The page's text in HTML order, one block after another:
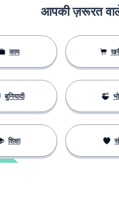
आपकी ज़रूरत
काम
बुनियादी
शिक्षा